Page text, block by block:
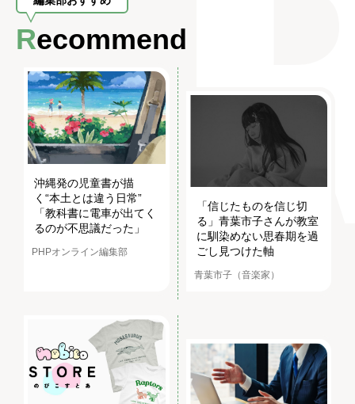
Recommend
沖縄発の児童書が描
く“本土とは違う日常”
「教科書に電車が出てく
るのが不思議だった」
PHPオンライン編集部
「信じたものを信じ切
る」青葉市子さんが教室
に馴染めない思春期を過
ごし見つけた軸
青葉市子（音楽家）